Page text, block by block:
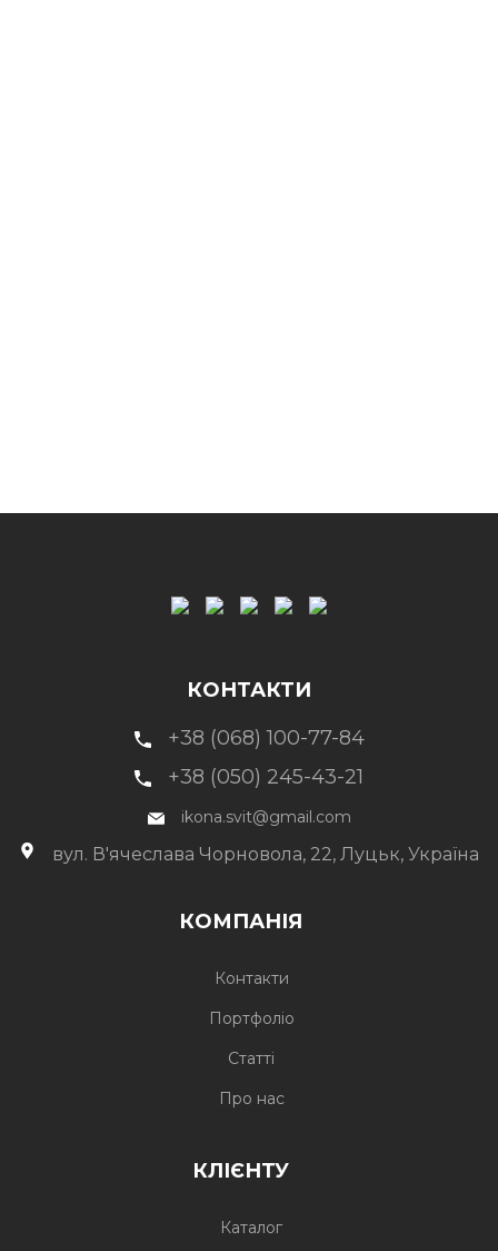
КОМПАНІЯ
Контакти
Портфоліо
Статті
Про нас
КЛІЄНТУ
Каталог
КОНТАКТИ
+38 (068) 100-77-84
+38 (050) 245-43-21
ikona.svit@gmail.com
вул. В'ячеслава Чорновола, 22, Луцьк, Україна